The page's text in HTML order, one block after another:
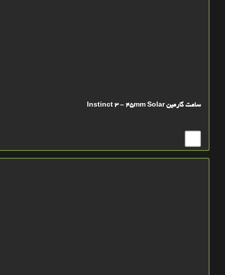
ساعت گارمین Instinct 3 – 45mm Solar